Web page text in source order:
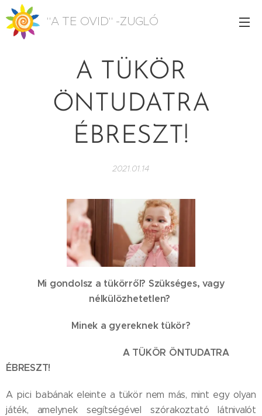
"A TE OVID" -ZUGLÓ
A TÜKÖR
ÖNTUDATRA
ÉBRESZT!
2021.01.14
Mi gondolsz a tükörről? Szükséges, vagy
nélkülözhetetlen?
Minek a gyereknek tükör?
A TÜKÖR ÖNTUDATRA
ÉBRESZT!
A pici babának eleinte a tükör nem más, mint egy olyan
játék, amelynek segítségével szórakoztató látnivalót